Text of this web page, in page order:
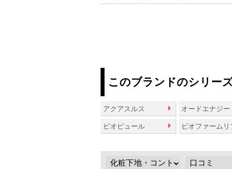
このブランドのシリー
アクアスルス オードエナジー
ビオピュール ビオファームリ